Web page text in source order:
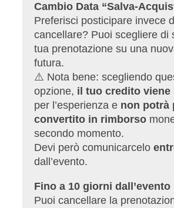
Cambio Data “Salva-
Preferisci posticipare invece
cancellare? Puoi scegliere di
tua prenotazione su una
futura.
⚠️ Nota bene: scegliendo
opzione, il tuo credito viene
per l’esperienza e non potrà
convertito in rimborso
secondo momento.
Devi però comunicarcelo
dall’evento.
Fino a 10 giorni dall’evento
Puoi cancellare la